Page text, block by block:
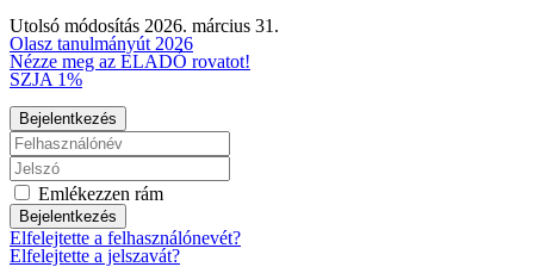
Utolsó módosítás 2026. március 31.
Olasz tanulmányút 2026
Nézze meg az ELADÓ rovatot!
SZJA 1%
Bejelentkezés
Emlékezzen rám
Bejelentkezés
Elfelejtette a felhasználónevét?
Elfelejtette a jelszavát?